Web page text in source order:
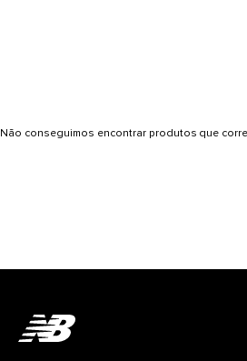
Não conseguimos encontrar produtos que